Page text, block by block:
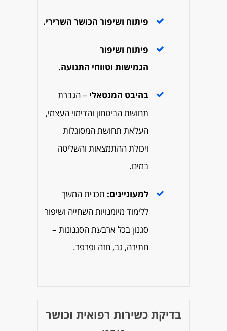
בדיקת כשירות רפואית וכושר
פיתוח ושיפור הכושר השרירי.
פיתוח ושיפור
הגמישות וטווחי התנועה.
בהיבט המנטאלי – הגברת
תחושת הביטחון והדימוי העצמי,
העלאת תחושת המסוגלות
ויכולת ההתמצאות והשליטה
במים.
למעוניינים: תכנית המשך
ללימוד מיומנויות השחייה ושיפור
סגנון בכל ארבעת הסגנונות –
חתירה, גב, חזה ופרפר.